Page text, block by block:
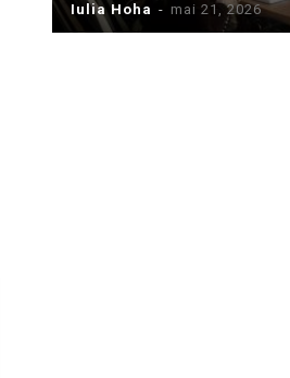
Iulia Hoha - mai 21, 2026